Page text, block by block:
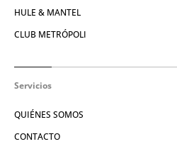
HULE & MANTEL
CLUB METRÓPOLI
Servicios
QUIÉNES SOMOS
CONTACTO